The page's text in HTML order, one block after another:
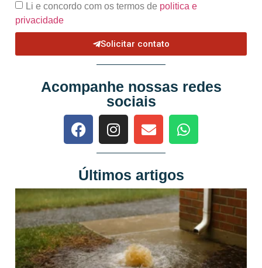
Li e concordo com os termos de politica e
privacidade
Solicitar contato
Acompanhe nossas redes
sociais
Últimos artigos